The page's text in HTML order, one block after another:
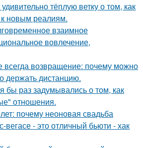
тёплую ветку о том, как
новым реалиям.
взаимное
вовлечение,
всегда возвращение: почему можно
держать дистанцию.
бы раз задумывались о том, как
отношения.
почему неоновая свадьба
вегасе - это отличный бьюти - хак